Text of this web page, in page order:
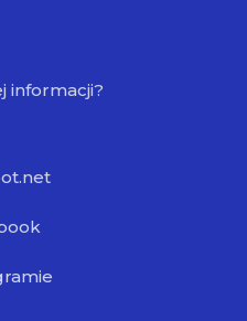
informacji?